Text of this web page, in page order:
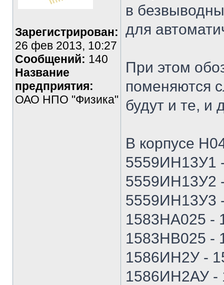
Зарегистрирован:
26 фев 2013, 10:27
Сообщений: 140
Название
предприятия:
ОАО НПО "Физика"
в
для
При этом
поменяются
будут и те, и
В корпусе
5559ИН13У1
5559ИН13У2
5559ИН13У3
1583НА025 -
1583НВ025 -
1586ИН2У -
1586ИН2АУ -